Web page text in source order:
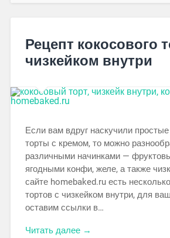
Рецепт кокосового
чизкейком внутри
Если вам вдруг наскучили
торты с кремом, то можно
различными начинками —
ягодными конфи, желе, а также
сайте homebaked.ru есть
тортов с чизкейком внутри, для
оставим ссылки в…
Читать далее →